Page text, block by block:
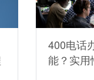
400电话
能？实用